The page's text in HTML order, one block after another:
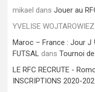
mikael dans Jouer au
YVELISE WOJTAROWIEZ
Maroc – France : Jour J !
FUTSAL dans Tournoi
LE RFC RECRUTE -
INSCRIPTIONS 2020-